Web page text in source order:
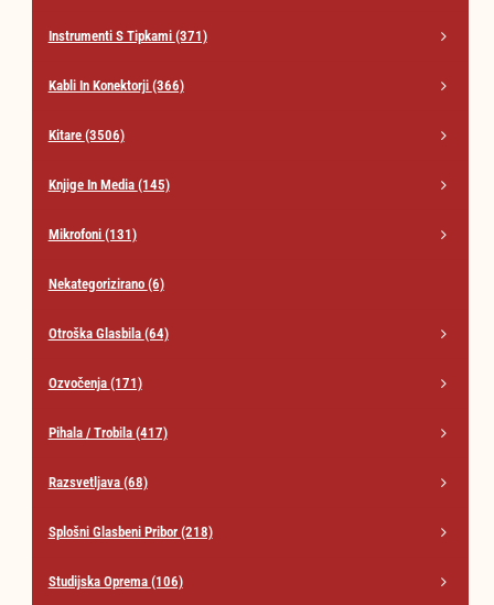
Instrumenti S Tipkami (371)
Kabli In Konektorji (366)
Kitare (3506)
Knjige In Media (145)
Mikrofoni (131)
Nekategorizirano (6)
Otroška Glasbila (64)
Ozvočenja (171)
Pihala / Trobila (417)
Razsvetljava (68)
Splošni Glasbeni Pribor (218)
Studijska Oprema (106)